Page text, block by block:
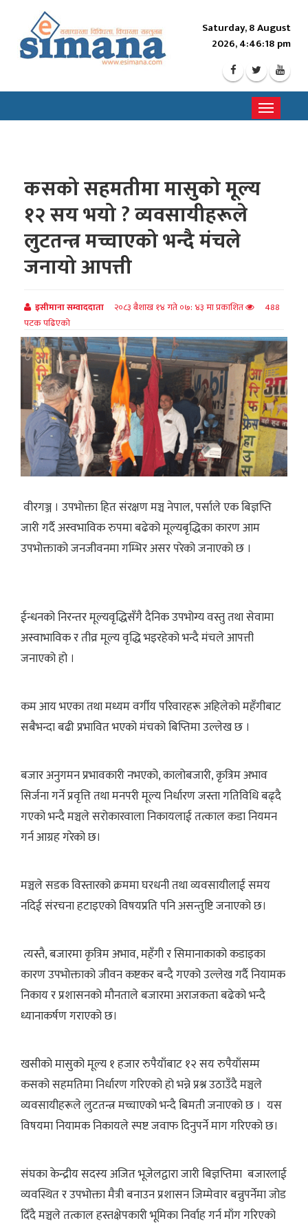
Saturday, 8 August
2026, 4:46:20 pm
Toggle
कसको सहमतीमा मासुको मूल्य
१२ सय भयो ? व्यवसायीहरूले
लुटतन्त्र मच्चाएको भन्दै मंचले
जनायो आपत्ती
इसीमाना सम्वाददाता २०८३ बैशाख १४ गते ०७: ४३ मा प्रकाशित
488
पटक पढिएको
वीरगञ्ज । उपभोक्ता हित संरक्षण मञ्च नेपाल, पर्साले एक बिज्ञप्ति
जारी गर्दै अस्वभाविक रुपमा बढेको मूल्यबृद्धिका कारण आम
उपभोक्ताको जनजीवनमा गम्भिर असर परेको जनाएको छ ।
ईन्धनको निरन्तर मूल्यवृद्धिसँगै दैनिक उपभोग्य वस्तु तथा सेवामा
अस्वाभाविक र तीव्र मूल्य वृद्धि भइरहेको भन्दै मंचले आपत्ती
जनाएको हो ।
कम आय भएका तथा मध्यम वर्गीय परिवारहरू अहिलेको महँगीबाट
सबैभन्दा बढी प्रभावित भएको मंचको बिप्तिमा उल्लेख छ ।
बजार अनुगमन प्रभावकारी नभएको, कालोबजारी, कृत्रिम अभाव
सिर्जना गर्ने प्रवृत्ति तथा मनपरी मूल्य निर्धारण जस्ता गतिविधि बढ्दै
गएको भन्दै मञ्चले सरोकारवाला निकायलाई तत्काल कडा नियमन
गर्न आग्रह गरेको छ।
मञ्चले सडक विस्तारको क्रममा घरधनी तथा व्यवसायीलाई समय
नदिई संरचना हटाइएको विषयप्रति पनि असन्तुष्टि जनाएको छ।
त्यस्तै, बजारमा कृत्रिम अभाव, महँगी र सिमानाकाको कडाइका
कारण उपभोक्ताको जीवन कष्टकर बन्दै गएको उल्लेख गर्दै नियामक
निकाय र प्रशासनको मौनताले बजारमा अराजकता बढेको भन्दै
ध्यानाकर्षण गराएको छ।
खसीको मासुको मूल्य १ हजार रुपैयाँबाट १२ सय रुपैयाँसम्म
कसको सहमतिमा निर्धारण गरिएको हो भन्ने प्रश्न उठाउँदै मञ्चले
व्यवसायीहरूले लुटतन्त्र मच्चाएको भन्दै बिमती जनाएको छ । यस
विषयमा नियामक निकायले स्पष्ट जवाफ दिनुपर्ने माग गरिएको छ।
संघका केन्द्रीय सदस्य अजित भूजेलद्वारा जारी बिज्ञप्तिमा बजारलाई
व्यवस्थित र उपभोक्ता मैत्री बनाउन प्रशासन जिम्मेवार बन्नुपर्नेमा जोड
दिँदै मञ्चले तत्काल हस्तक्षेपकारी भूमिका निर्वाह गर्न माँग गरिएको